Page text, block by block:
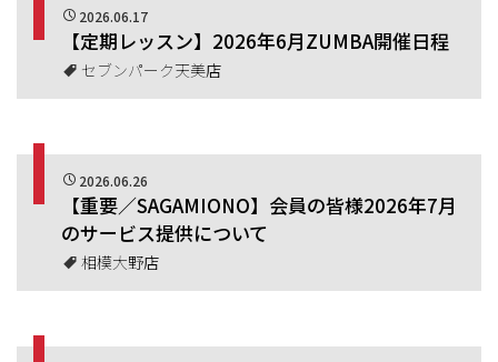
2026.06.17
【定期レッスン】2026年6月ZUMBA開催日程
セブンパーク天美店
2026.06.26
【重要／SAGAMIONO】会員の皆様2026年7月
のサービス提供について
相模大野店